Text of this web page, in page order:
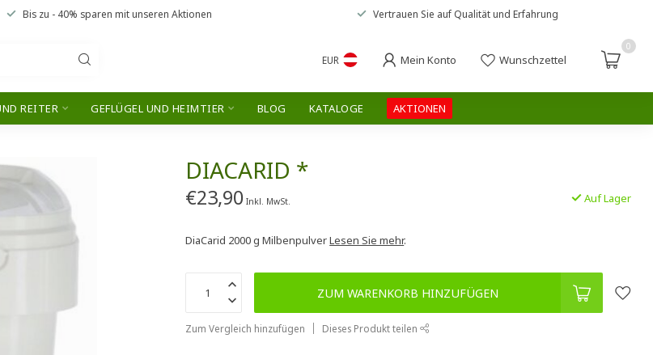
Bis zu - 40% sparen mit unseren Aktionen Vertrauen Sie auf Qualität und Erfahrung
EUR Mein Konto Wunschzettel
0
REITER GEFLÜGEL UND HEIMTIER BLOG KATALOGE AKTIONEN
DIACARID *
€23,90 Inkl. MwSt. Auf Lager
DiaCarid 2000 g MilbenpulverLesen Sie mehr.
ZUM WARENKORB HINZUFÜGEN
Zum Vergleich hinzufügen Dieses Produkt teilen